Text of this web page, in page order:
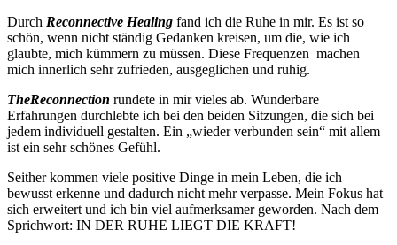
Durch Reconnective Healing fand ich die Ruhe in mir. Es ist so
schön, wenn nicht ständig Gedanken kreisen, um die, wie ich
glaubte, mich kümmern zu müssen. Diese Frequenzen machen
mich innerlich sehr zufrieden, ausgeglichen und ruhig.
TheReconnection rundete in mir vieles ab. Wunderbare
Erfahrungen durchlebte ich bei den beiden Sitzungen, die sich bei
jedem individuell gestalten. Ein „wieder verbunden sein“ mit allem
ist ein sehr schönes Gefühl.
Seither kommen viele positive Dinge in mein Leben, die ich
bewusst erkenne und dadurch nicht mehr verpasse. Mein Fokus hat
sich erweitert und ich bin viel aufmerksamer geworden. Nach dem
Sprichwort: IN DER RUHE LIEGT DIE KRAFT!